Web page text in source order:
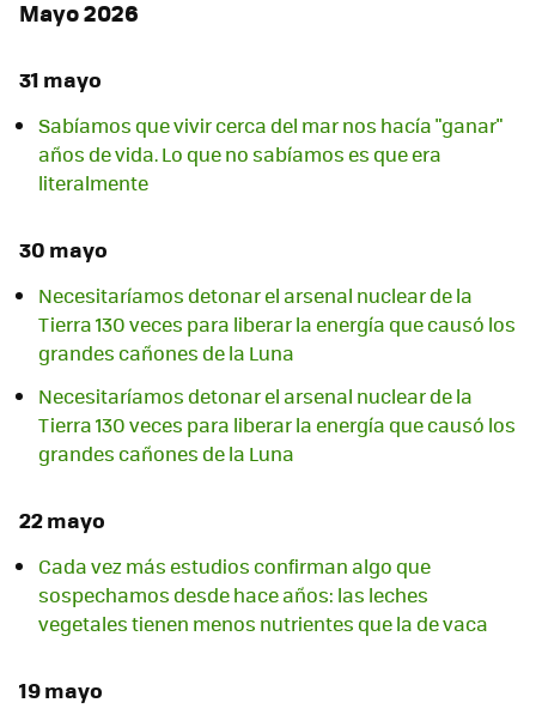
Mayo 2026
31 mayo
Sabíamos que vivir cerca del mar nos hacía "ganar"
años de vida. Lo que no sabíamos es que era
literalmente
30 mayo
Necesitaríamos detonar el arsenal nuclear de la
Tierra 130 veces para liberar la energía que causó los
grandes cañones de la Luna
Necesitaríamos detonar el arsenal nuclear de la
Tierra 130 veces para liberar la energía que causó los
grandes cañones de la Luna
22 mayo
Cada vez más estudios confirman algo que
sospechamos desde hace años: las leches
vegetales tienen menos nutrientes que la de vaca
19 mayo